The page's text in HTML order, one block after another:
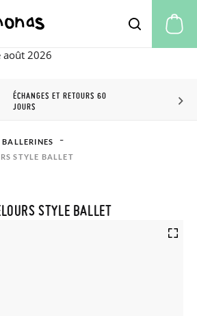
ÉCHANGES ET RETOURS 60
JOURS
BALLERINES
STYLE BALLET
STYLE BALLET